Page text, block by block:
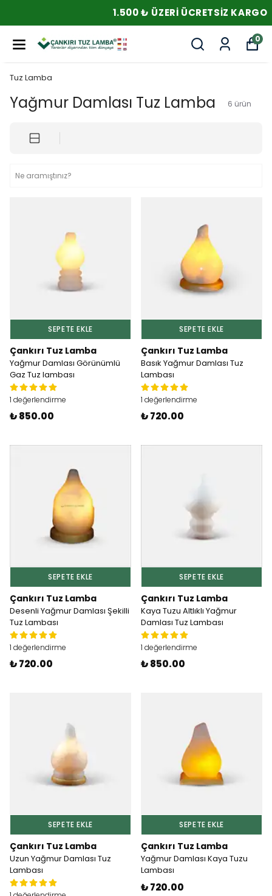
1.500 ₺ ÜZERI ÜCRETSIZ KARGO
0
Tuz Lamba
Yağmur Damlası Tuz Lamba 6 ürün
SEPETE EKLE
Çankırı Tuz Lamba
Yağmur Damlası Görünümlü
Gaz Tuz lambası
1 değerlendirme
₺ 850.00
SEPETE EKLE
Çankırı Tuz Lamba
Basık Yağmur Damlası Tuz
Lambası
1 değerlendirme
₺ 720.00
SEPETE EKLE
Çankırı Tuz Lamba
Desenli Yağmur Damlası Şekilli
Tuz Lambası
1 değerlendirme
₺ 720.00
SEPETE EKLE
Çankırı Tuz Lamba
Kaya Tuzu Altlıklı Yağmur
Damlası Tuz Lambası
1 değerlendirme
₺ 850.00
SEPETE EKLE
Çankırı Tuz Lamba
Uzun Yağmur Damlası Tuz
Lambası
SEPETE EKLE
Çankırı Tuz Lamba
Yağmur Damlası Kaya Tuzu
Lambası
₺ 720.00